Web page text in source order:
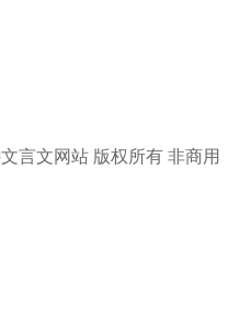
言文网站 版权所有 非商用